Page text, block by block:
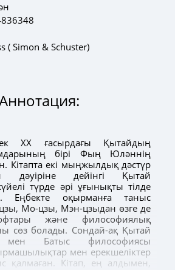
( Simon & Schuster)
XX ғасырдағы Қытайдың
бірі Фың Юләннің
Кітапта екі мыңжылдық дәстүр
дәуіріне дейінгі Қытай
түрде әрі ұғынықты тілде
Еңбекте оқырманға таныс
Мо-цзы, Мэн-цзыдан өзге де
және философиялық
сөз болады. Сондай-ақ Қытай
мен Батыс философиясы
мен ерекшеліктер
қалмаған. Кітап, ең алдымен,